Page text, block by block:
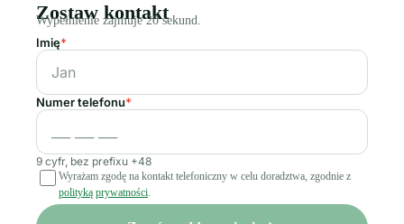
Zostaw kontakt
Wypełnienie zajmuje 20 sekund.
Imię*
Numer telefonu*
9 cyfr, bez prefixu +48
Wyrażam zgodę na kontakt telefoniczny w celu doradztwa, zgodnie z
polityką prywatności.